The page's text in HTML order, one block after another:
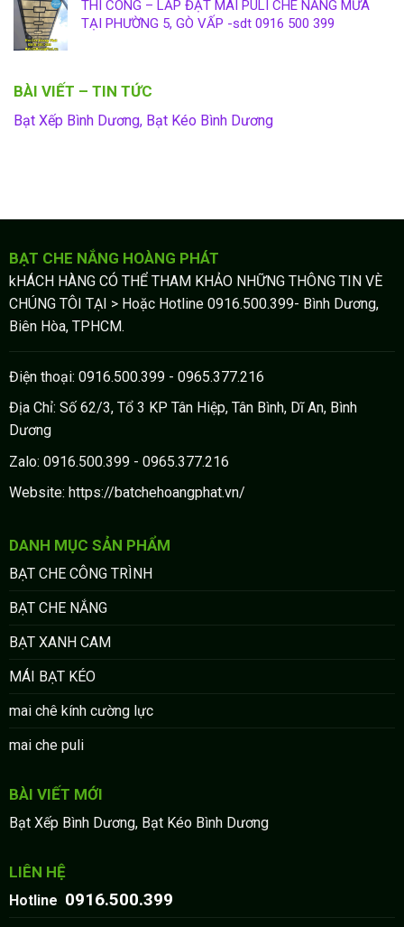
THI CÔNG – LẮP ĐẶT MÁI PULI CHE NẮNG MƯA
TẠI PHƯỜNG 5, GÒ VẤP -sdt 0916 500 399
BÀI VIẾT – TIN TỨC
Bạt Xếp Bình Dương, Bạt Kéo Bình Dương
BẠT CHE NẮNG HOÀNG PHÁT
kHÁCH HÀNG CÓ THỂ THAM KHẢO NHỮNG THÔNG TIN VÈ
CHÚNG TÔI TẠI > Hoặc Hotline 0916.500.399- Bình Dương,
Biên Hòa, TPHCM.
Điện thoại: 0916.500.399 - 0965.377.216
Địa Chỉ: Số 62/3, Tổ 3 KP Tân Hiệp, Tân Bình, Dĩ An, Bình
Dương
Zalo: 0916.500.399 - 0965.377.216
Website: https://batchehoangphat.vn/
DANH MỤC SẢN PHẨM
BẠT CHE CÔNG TRÌNH
BẠT CHE NẮNG
BẠT XANH CAM
MÁI BẠT KÉO
mai chê kính cường lực
mai che puli
BÀI VIẾT MỚI
Bạt Xếp Bình Dương, Bạt Kéo Bình Dương
LIÊN HỆ
Hotline 0916.500.399